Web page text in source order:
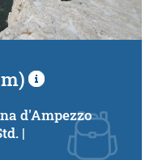
d'Ampezzo
|